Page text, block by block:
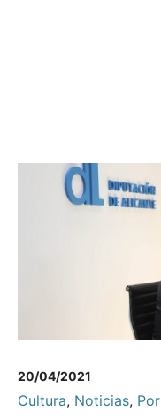
20/04/2021
Cultura, Noticias,